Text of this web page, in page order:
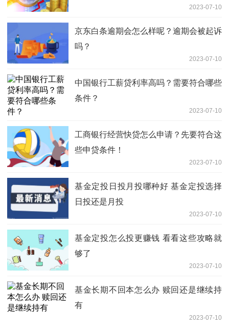
2023-07-10
京东白条逾期会怎么样呢？逾期会被起诉
吗？
2023-07-10
中国银行工薪贷利率高吗？需要符合哪些
条件？
2023-07-10
工商银行经营快贷怎么申请？先要符合这
些申贷条件！
2023-07-10
基金定投日投月投哪种好 基金定投选择
日投还是月投
2023-07-10
基金定投怎么投更赚钱 看看这些攻略就
够了
2023-07-10
基金长期不回本怎么办 赎回还是继续持
有
2023-07-10